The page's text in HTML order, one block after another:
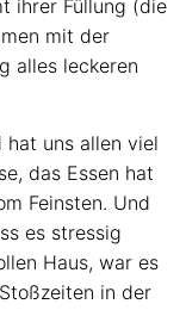
ihrer Füllung (die
mit der
alles leckeren
hat uns allen viel
das Essen hat
Feinsten. Und
es stressig
Haus, war es
in der